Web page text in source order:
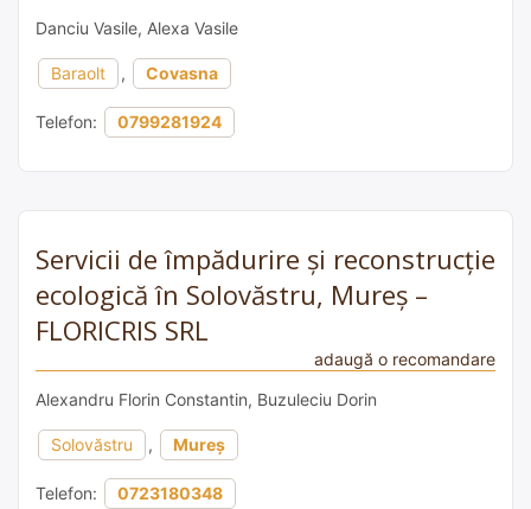
Danciu Vasile, Alexa Vasile
Baraolt , Covasna
Telefon: 0799281924
Servicii de împădurire și reconstrucție
ecologică în Solovăstru, Mureș –
FLORICRIS SRL
adaugă o recomandare
Alexandru Florin Constantin, Buzuleciu Dorin
Solovăstru , Mureș
Telefon: 0723180348